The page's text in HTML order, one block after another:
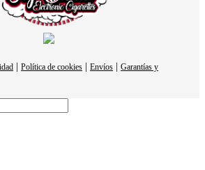
| Política de cookies | Envíos | Garantías y